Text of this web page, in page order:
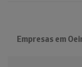
Empresas em